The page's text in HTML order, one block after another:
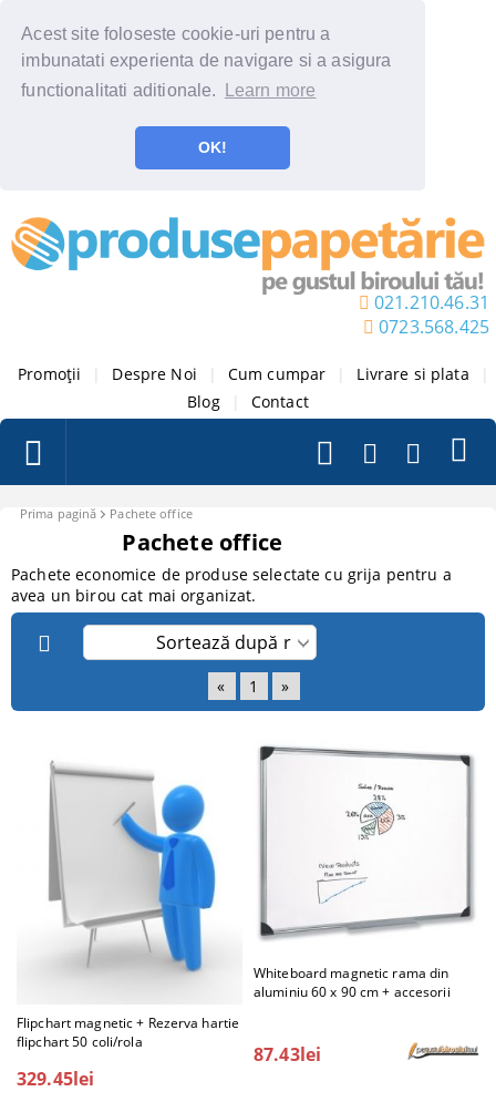
Acest site foloseste cookie-uri pentru a
imbunatati experienta de navigare si a asigura
functionalitati aditionale.
Learn more
OK!
021.210.46.31
0723.568.425
Promoții Despre Noi Cum cumpar Livrare si plata
Blog
Contact
Prima pagină Pachete office
Pachete office
Pachete economice de produse selectate cu grija pentru a
avea un birou cat mai organizat.
« 1 »
Flipchart magnetic + Rezerva hartie
flipchart 50 coli/rola
329.45lei
Whiteboard magnetic rama din
aluminiu 60 x 90 cm + accesorii
87.43lei